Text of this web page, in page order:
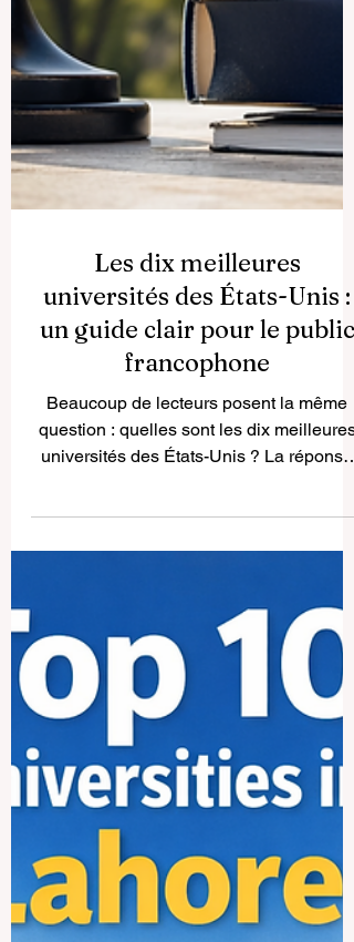
Les dix meilleures
un guide clair pour le public
francophone
Beaucoup de lecteurs posent la même
question : quelles sont les dix meilleures
universités des États-Unis ? La réponse
n’est pas totalement simple, car la notion
de “meilleure” université dépend de
nombreux facteurs. Certains étudiants
cherchent l’excellence en ingénierie,
d’autres en médecine, en droit, en
commerce, en sciences humaines ou en
recherche scientifique. Malgré cela, il